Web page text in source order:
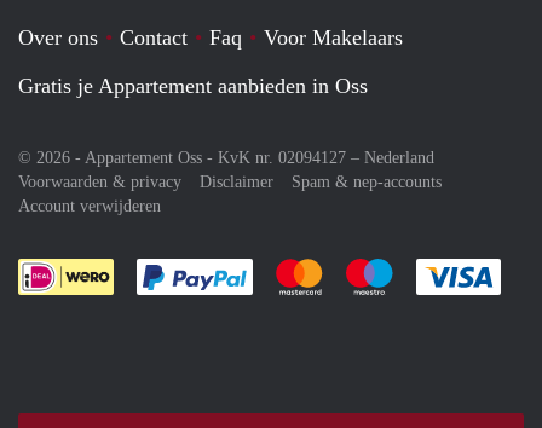
Over ons Contact Faq
Voor Makelaars
Gratis je Appartement aanbieden in Oss
© 2026 - Appartement Oss - KvK nr. 02094127 – Nederland
Voorwaarden & privacy
Disclaimer
Spam & nep-accounts
Account verwijderen
Je rekent gemakkelijk af met Paypal
Je rekent gemakkelijk af met
Je rekent